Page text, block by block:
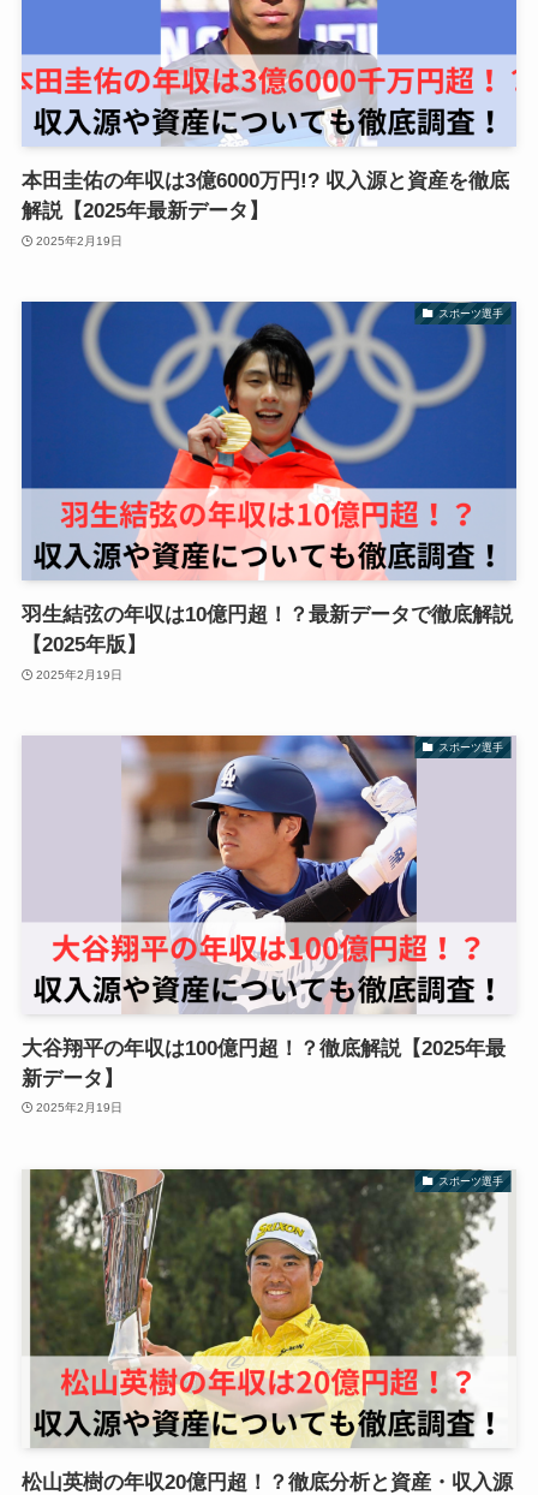
本田圭佑の年収は3億6000万円!? 収入源と資産を徹底
解説【2025年最新データ】
2025年2月19日
スポーツ選手
羽生結弦の年収は10億円超！？最新データで徹底解説
【2025年版】
2025年2月19日
スポーツ選手
大谷翔平の年収は100億円超！？徹底解説【2025年最
新データ】
2025年2月19日
スポーツ選手
松山英樹の年収20億円超！？徹底分析と資産・収入源